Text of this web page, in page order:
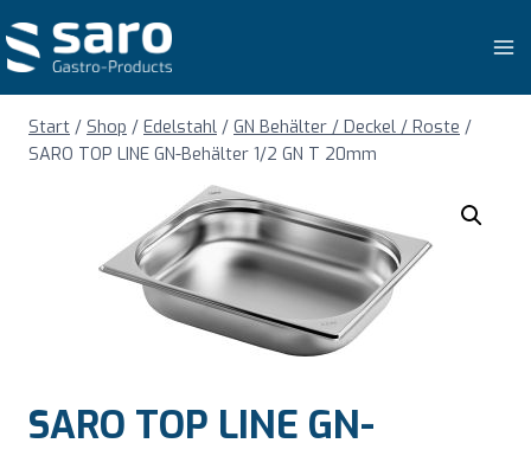
Inhalt
springen
Start / Shop / Edelstahl / GN Behälter / Deckel / Roste /
SARO TOP LINE GN-Behälter 1/2 GN T 20mm
SARO TOP LINE GN-